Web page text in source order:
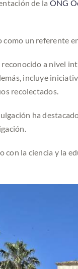
de la ONG
como un referente
a nivel
incluye
recolectados.
ha
con la ciencia y la